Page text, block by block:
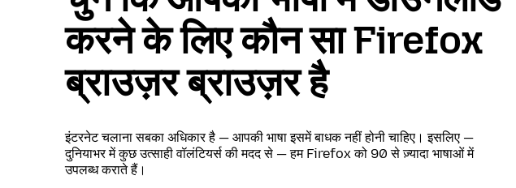
करने के लिए कौन सा Firefox
ब्राउज़र ब्राउज़र है
इंटरनेट चलाना सबका अधिकार है — आपकी भाषा इसमें बाधक नहीं होनी चाहिए। इसलिए —
दुनियाभर में कुछ उत्साही वॉलंटियर्स की मदद से — हम Firefox को 90 से ज़्यादा भाषाओं में
उपलब्ध कराते हैं।